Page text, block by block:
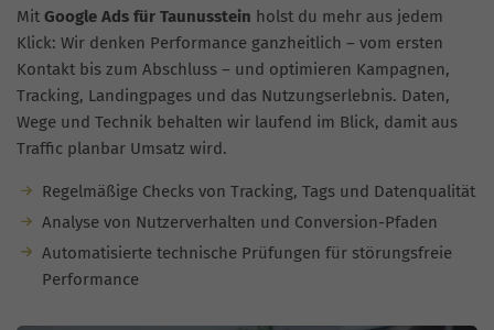
Mit Google Ads für Taunusstein holst du mehr aus jedem
Klick: Wir denken Performance ganzheitlich – vom ersten
Kontakt bis zum Abschluss – und optimieren Kampagnen,
Tracking, Landingpages und das Nutzungserlebnis. Daten,
Wege und Technik behalten wir laufend im Blick, damit aus
Traffic planbar Umsatz wird.
Regelmäßige Checks von Tracking, Tags und Datenqualität
Analyse von Nutzerverhalten und Conversion-Pfaden
Automatisierte technische Prüfungen für störungsfreie
Performance